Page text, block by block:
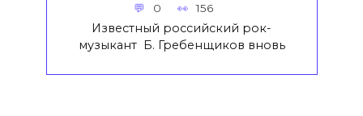
0 156
Известный российский рок-
музыкант Б. Гребенщиков вновь